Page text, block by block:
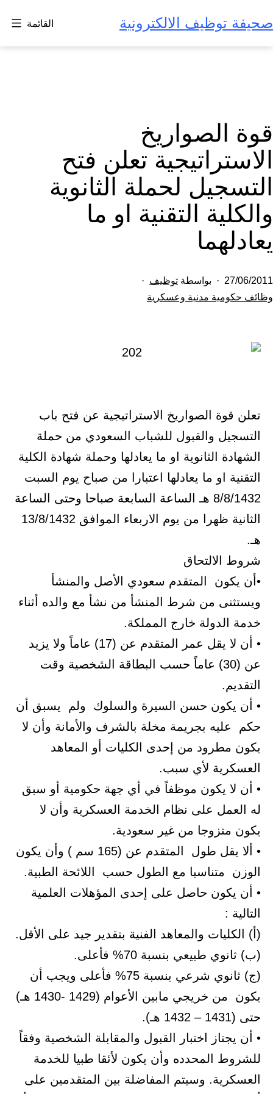
إلى
المحتوى
صحيفة توظيف الالكترونية القائمة
قوة الصواريخ
الاستراتيجية تعلن فتح
التسجيل لحملة الثانوية
والكلية التقنية او ما
يعادلهما
تم
النشر
27/06/2011 بواسطة توظيف
مصنف
وظائف حكومية مدنية وعسكرية
تعلن قوة الصواريخ الاستراتيجية عن فتح باب
التسجيل والقبول للشباب السعودي من حملة
الشهادة الثانوية او ما يعادلها وحملة شهادة الكلية
التقنية او ما يعادلها اعتبارا من صباح يوم السبت
8/8/1432 هـ الساعة السابعة صباحا وحتى الساعة
الثانية ظهرا من يوم الاربعاء الموافق 13/8/1432
هـ.
شروط الالتحاق
•أن يكون المتقدم سعودي الأصل والمنشأ
ويستثنى من شرط المنشأ من نشأ مع والده أثناء
خدمة الدولة خارج المملكة.
• أن لا يقل عمر المتقدم عن (17) عاماً ولا يزيد
عن (30) عاماً حسب البطاقة الشخصية وقت
التقديم.
• أن يكون حسن السيرة والسلوك ولم يسبق أن
حكم عليه بجريمة مخلة بالشرف والأمانة وأن لا
يكون مطرود من إحدى الكليات أو المعاهد
العسكرية لأي سبب.
• أن لا يكون موظفاً في أي جهة حكومية أو سبق
له العمل على نظام الخدمة العسكرية وأن لا
يكون متزوجا من غير سعودية.
• ألا يقل طول المتقدم عن (165 سم ) وأن يكون
الوزن متناسبا مع الطول حسب اللائحة الطبية.
• أن يكون حاصل على إحدى المؤهلات العلمية
التالية :
(أ) الكليات والمعاهد الفنية بتقدير جيد على الأقل.
(ب) ثانوي طبيعي بنسبة 70% فأعلى.
(ج) ثانوي شرعي بنسبة 75% فأعلى ويجب أن
يكون من خريجي مابين الأعوام (1429 -1430 هـ)
حتى (1431 – 1432 هـ).
• أن يجتاز اختبار القبول والمقابلة الشخصية وفقاً
للشروط المحدده وأن يكون لأئقا طبيا للخدمة
العسكرية. وسيتم المفاضلة بين المتقدمين على